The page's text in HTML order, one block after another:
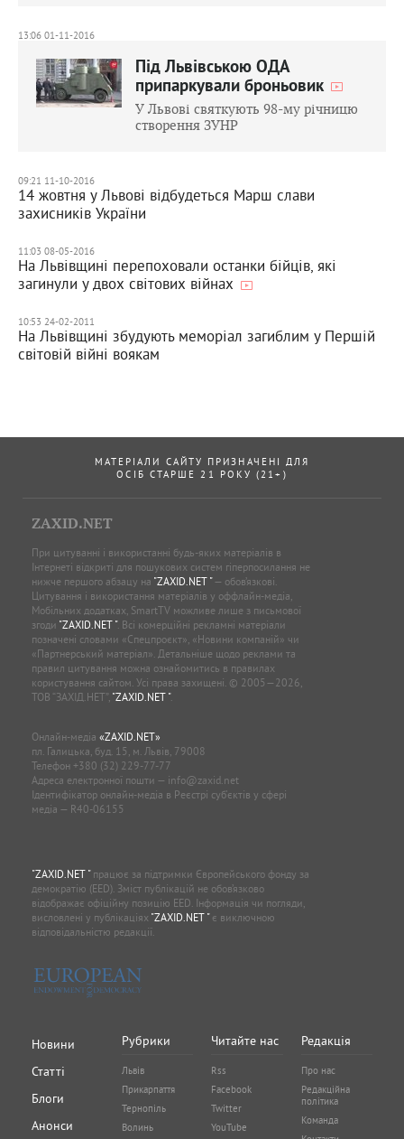
13:06 01-11-2016
Під Львівською ОДА
припаркували броньовик
У Львові святкують 98-му річницю
створення ЗУНР
09:21 11-10-2016
14 жовтня у Львові відбудеться Марш слави
захисників України
11:03 08-05-2016
На Львівщині перепоховали останки бійців, які
загинули у двох світових війнах
10:53 24-02-2011
На Львівщині збудують меморіал загиблим у Першій
світовій війні воякам
МАТЕРІАЛИ САЙТУ ПРИЗНАЧЕНІ ДЛЯ
ОСІБ СТАРШЕ 21 РОКУ (21+)
ZAXID.NET
При цитуванні і використанні будь-яких матеріалів в
Інтернеті відкриті для пошукових систем гіперпосилання не
нижче першого абзацу на "ZAXID.NET "— обов’язкові.
Цитування і використання матеріалів у оффлайн-медіа,
Мобільних додатках, SmartTV можливе лише з письмової
згоди "ZAXID.NET ". Всі комерційні рекламні матеріали
позначені словами «Спецпроєкт», «Новини компаній» чи
«Партнерський матеріал». Детальніше щодо реклами та
правил цитування можна ознайомитись в правилах
користування сайтом. Усі права захищені. © 2005—2026,
ТОВ “ЗАХІД.НЕТ”, "ZAXID.NET ".
Онлайн-медіа «ZAXID.NET»
пл. Галицька, буд. 15, м. Львів, 79008
Телефон +380 (32) 229-77-77
Адреса електронної пошти — info@zaxid.net
Ідентифікатор онлайн-медіа в Реєстрі суб'єктів у сфері
медіа — R40-06155
"ZAXID.NET "працює за підтримки Європейського фонду за
демократію (EED). Зміст публікацій не обов’язково
відображає офіційну позицію EED. Інформація чи погляди,
висловлені у публікаціях "ZAXID.NET "є виключною
відповідальністю редакції.
Новини
Статті
Блоги
Анонси
Рубрики
Львів
Прикарпаття
Тернопіль
Волинь
Читайте нас
Rss
Facebook
Twitter
YouTube
Редакція
Про нас
Редакційна
політика
Команда